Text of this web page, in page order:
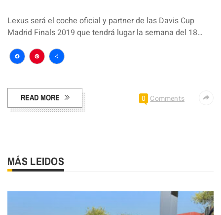
Lexus será el coche oficial y partner de las Davis Cup
Madrid Finals 2019 que tendrá lugar la semana del 18…
Facebook
Pinterest
Compartir
READ MORE 0 Comments
MÁS LEIDOS